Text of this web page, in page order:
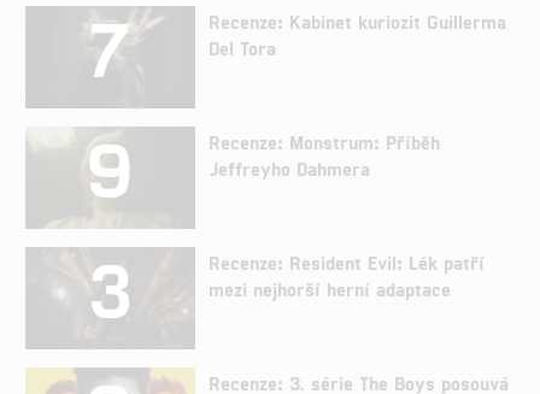
7
Recenze: Kabinet kuriozit Guillerma
Del Tora
9
Recenze: Monstrum: Příběh
Jeffreyho Dahmera
3
Recenze: Resident Evil: Lék patří
mezi nejhorší herní adaptace
Recenze: 3. série The Boys posouvá